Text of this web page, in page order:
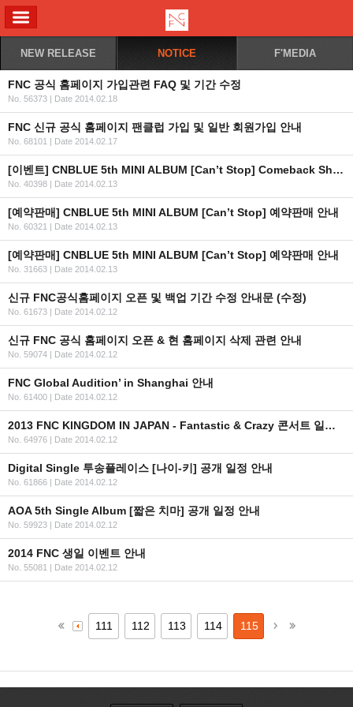
NEW RELEASE NOTICE F'MEDIA
FNC 공식 홈페이지 가입관련 FAQ 및 기간 수정
No. 56373 | Date 2014.02.18
FNC 신규 공식 홈페이지 팬클럽 가입 및 일반 회원가입 안내
No. 68101 | Date 2014.02.17
[이벤트] CNBLUE 5th MINI ALBUM [Can’t Stop] Comeback Show 참여 방법 안내
No. 40398 | Date 2014.02.13
[예약판매] CNBLUE 5th MINI ALBUM [Can’t Stop] 예약판매 안내
No. 60321 | Date 2014.02.13
[예약판매] CNBLUE 5th MINI ALBUM [Can’t Stop] 예약판매 안내
No. 31663 | Date 2014.02.13
신규 FNC공식홈페이지 오픈 및 백업 기간 수정 안내문 (수정)
No. 61673 | Date 2014.02.12
신규 FNC 공식 홈페이지 오픈 & 현 홈페이지 삭제 관련 안내
No. 59074 | Date 2014.02.12
FNC Global Audition’ in Shanghai 안내
No. 61400 | Date 2014.02.12
2013 FNC KINGDOM IN JAPAN - Fantastic & Crazy 콘서트 일정, 수정 안내
No. 64976 | Date 2014.02.12
Digital Single 투송플레이스 [나이-키] 공개 일정 안내
No. 61866 | Date 2014.02.12
AOA 5th Single Album [짧은 치마] 공개 일정 안내
No. 59923 | Date 2014.02.12
2014 FNC 생일 이벤트 안내
No. 55081 | Date 2014.02.12
111 112 113 114 115